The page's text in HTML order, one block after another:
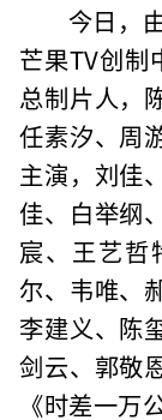
今日，
芒果TV创制
总制片人，
任素汐、周
主演，刘佳
佳、白举纲
宸、王艺哲
尔、韦唯、
李建义、陈
剑云、郭敬
《时差一万